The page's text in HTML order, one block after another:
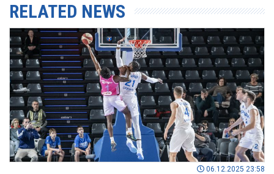
RELATED NEWS
06.12.2025 23:58